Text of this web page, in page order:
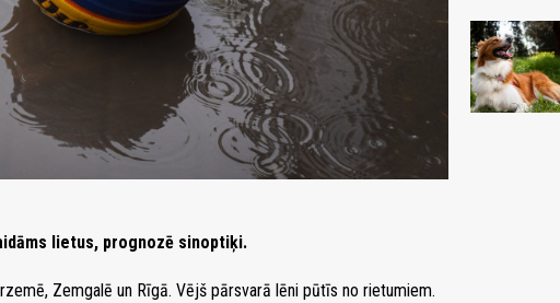
lietus, prognozē sinoptiķi.
Zemgalē un Rīgā. Vējš pārsvarā lēni pūtīs no rietumiem.